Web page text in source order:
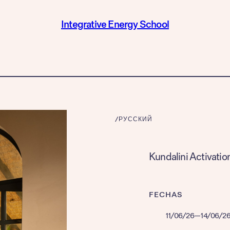
Integrative Energy School
/ РУССКИЙ
Kundalini
FECHAS
11/06/26—14/06/